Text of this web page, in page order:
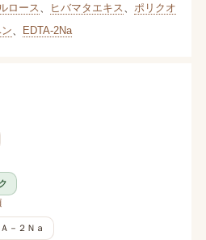
ロース ヒバマタエキス
ポリクオ
EDTA-2Na
－２Ｎａ